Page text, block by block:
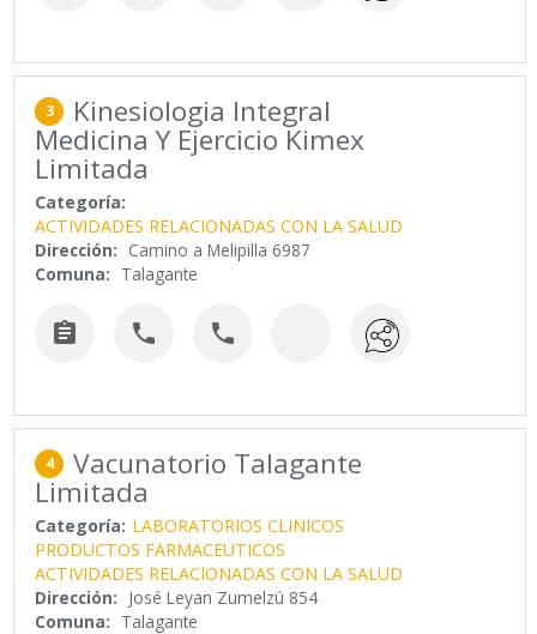
3 Kinesiologia Integral
Medicina Y Ejercicio Kimex
Limitada
Categoría:
ACTIVIDADES RELACIONADAS CON LA SALUD
Dirección: Camino a Melipilla 6987
Comuna: Talagante
  
4 Vacunatorio Talagante
Limitada
Categoría: LABORATORIOS CLINICOS
PRODUCTOS FARMACEUTICOS
ACTIVIDADES RELACIONADAS CON LA SALUD
Dirección: José Leyan Zumelzú 854
Comuna: Talagante